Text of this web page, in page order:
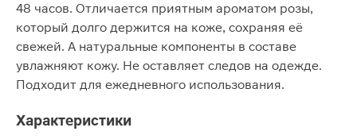
48 часов. Отличается приятным ароматом розы,
который долго держится на коже, сохраняя её
свежей. А натуральные компоненты в составе
увлажняют кожу. Не оставляет следов на одежде.
Подходит для ежедневного использования.
Характеристики